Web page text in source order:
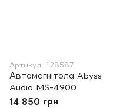
Артикул: 128587
Автомагнітола Abyss
Audio MS-4900
14 850 грн